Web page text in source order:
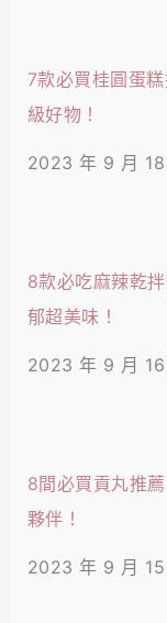
7款必買桂圓蛋
級好物！
2023 年 9 月 18
8款必吃麻辣乾
郁超美味！
2023 年 9 月 16
8間必買貢丸推
夥伴！
2023 年 9 月 15